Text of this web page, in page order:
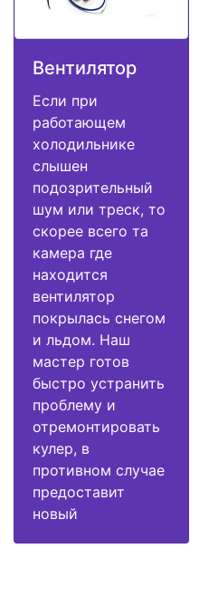
Вентилятор
Если при
работающем
холодильнике
слышен
подозрительный
шум или треск, то
скорее всего та
камера где
находится
вентилятор
покрылась снегом
и льдом. Наш
мастер готов
быстро устранить
проблему и
отремонтировать
кулер, в
противном случае
предоставит
новый